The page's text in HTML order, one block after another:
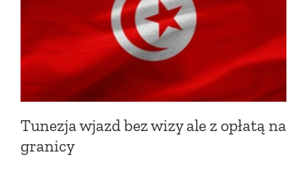
Tunezja wjazd bez wizy ale z opłatą na
granicy